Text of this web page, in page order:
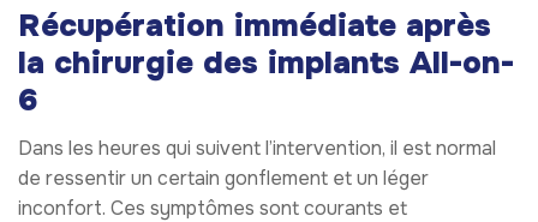
Récupération immédiate après
la chirurgie des implants All-on-
6
Dans les heures qui suivent l’intervention, il est normal
de ressentir un certain gonflement et un léger
inconfort. Ces symptômes sont courants et